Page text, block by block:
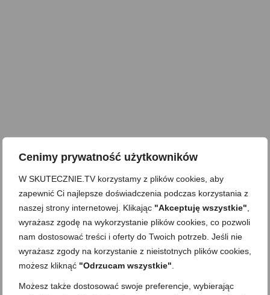
Cenimy prywatność użytkowników
W SKUTECZNIE.TV korzystamy z plików cookies, aby
zapewnić Ci najlepsze doświadczenia podczas korzystania z
naszej strony internetowej. Klikając "Akceptuję wszystkie"
wyrażasz zgodę na wykorzystanie plików cookies, co pozwoli
nam dostosować treści i oferty do Twoich potrzeb. Jeśli nie
wyrażasz zgody na korzystanie z nieistotnych plików cookies,
możesz kliknąć "Odrzucam wszystkie"
Możesz także dostosować swoje preferencje, wybierając